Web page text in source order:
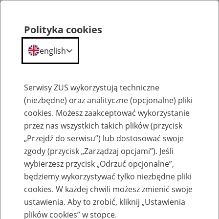
Komunikaty
Polityka cookies
english
Serwisy ZUS wykorzystują techniczne
(niezbędne) oraz analityczne (opcjonalne) pliki
cookies. Możesz zaakceptować wykorzystanie
przez nas wszystkich takich plików (przycisk
„Przejdź do serwisu”) lub dostosować swoje
zgody (przycisk „Zarządzaj opcjami”). Jeśli
wybierzesz przycisk „Odrzuć opcjonalne”,
będziemy wykorzystywać tylko niezbędne pliki
cookies. W każdej chwili możesz zmienić swoje
ustawienia. Aby to zrobić, kliknij „Ustawienia
plików cookies” w stopce.